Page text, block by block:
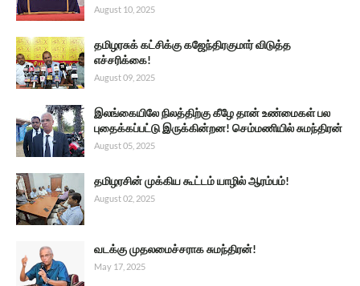
August 10, 2025
தமிழரசுக் கட்சிக்கு கஜேந்திரகுமார் விடுத்த
எச்சரிக்கை!
August 09, 2025
இலங்கையிலே நிலத்திற்கு கீழே தான் உண்மைகள் பல
புதைக்கப்பட்டு இருக்கின்றன! செம்மணியில் சுமந்திரன்
August 05, 2025
தமிழரசின் முக்கிய கூட்டம் யாழில் ஆரம்பம்!
August 02, 2025
வடக்கு முதலமைச்சராக சுமந்திரன்!
May 17, 2025